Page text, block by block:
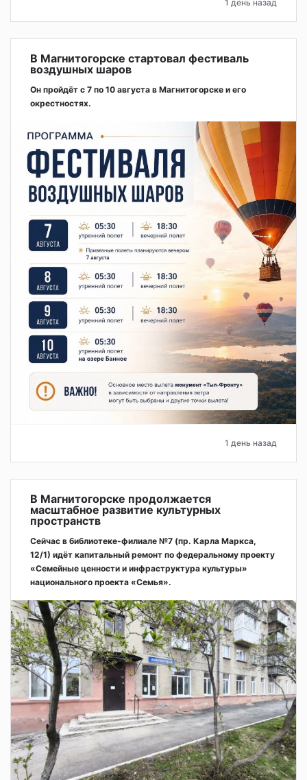
1 день назад
В Магнитогорске стартовал фестиваль
воздушных шаров
Он пройдёт с 7 по 10 августа в Магнитогорске и его
окрестностях.
1 день назад
В Магнитогорске продолжается
масштабное развитие культурных
пространств
Сейчас в библиотеке-филиале №7 (пр. Карла Маркса,
12/1) идёт капитальный ремонт по федеральному проекту
«Семейные ценности и инфраструктура культуры»
национального проекта «Семья».